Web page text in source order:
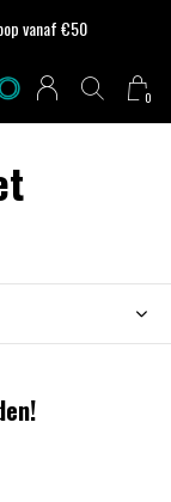
0
vanaf €50